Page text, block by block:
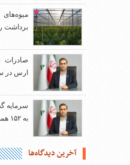
برداشت
ارس در سال
سرمایه
به ۱۵۲ همت رسید
آخرین دیدگاه‌ها